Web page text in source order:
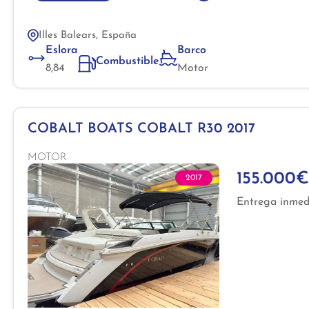
Illes Balears, España
Eslora
8,84
Combustible
Barco
Motor
2017
COBALT BOATS COBALT R30 2017
MOTOR
155.000€
Entrega